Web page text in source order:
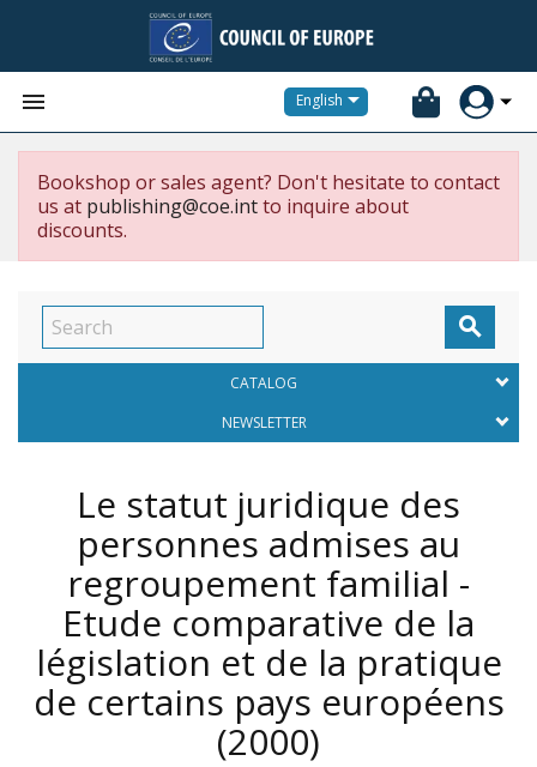
 English
Bookshop or sales agent? Don't hesitate to contact
us at publishing@coe.intto inquire about
discounts.

CATALOG
NEWSLETTER
Le statut juridique des
personnes admises au
regroupement familial -
Etude comparative de la
législation et de la pratique
de certains pays européens
(2000)